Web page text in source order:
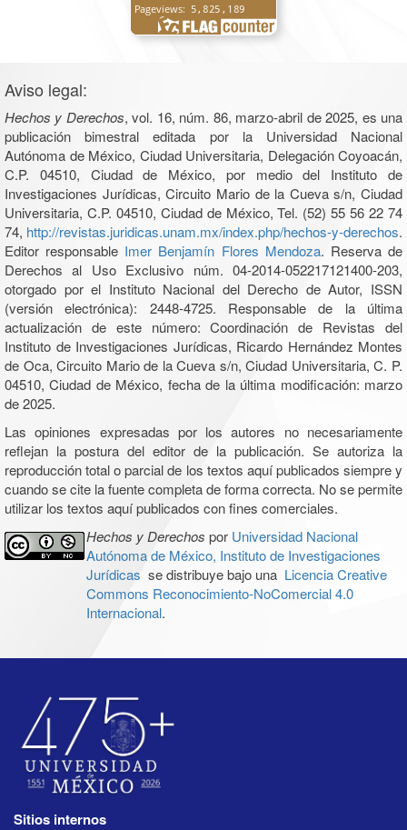
Aviso legal:
Hechos y Derechos, vol. 16, núm. 86, marzo-abril de 2025, es una
publicación bimestral editada por la Universidad Nacional
Autónoma de México, Ciudad Universitaria, Delegación Coyoacán,
C.P. 04510, Ciudad de México, por medio del Instituto de
Investigaciones Jurídicas, Circuito Mario de la Cueva s/n, Ciudad
Universitaria, C.P. 04510, Ciudad de México, Tel. (52) 55 56 22 74
74, http://revistas.juridicas.unam.mx/index.php/hechos-y-derechos.
Editor responsable Imer Benjamín Flores Mendoza. Reserva de
Derechos al Uso Exclusivo núm. 04-2014-052217121400-203,
otorgado por el Instituto Nacional del Derecho de Autor, ISSN
(versión electrónica): 2448-4725. Responsable de la última
actualización de este número: Coordinación de Revistas del
Instituto de Investigaciones Jurídicas, Ricardo Hernández Montes
de Oca, Circuito Mario de la Cueva s/n, Ciudad Universitaria, C. P.
04510, Ciudad de México, fecha de la última modificación: marzo
de 2025.
Las opiniones expresadas por los autores no necesariamente
reflejan la postura del editor de la publicación. Se autoriza la
reproducción total o parcial de los textos aquí publicados siempre y
cuando se cite la fuente completa de forma correcta. No se permite
utilizar los textos aquí publicados con fines comerciales.
Hechos y Derechos por Universidad Nacional
Autónoma de México, Instituto de Investigaciones
Jurídicas se distribuye bajo una Licencia Creative
Commons Reconocimiento-NoComercial 4.0
Internacional.
Sitios internos